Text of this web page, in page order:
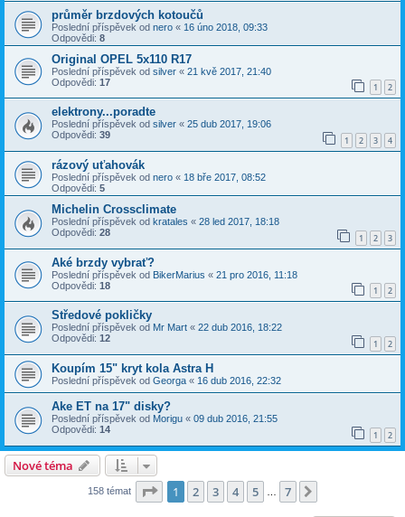
průměr brzdových kotoučů
Poslední příspěvek od nero « 16 úno 2018, 09:33
Odpovědi: 8
Original OPEL 5x110 R17
Poslední příspěvek od silver « 21 kvě 2017, 21:40
Odpovědi: 17 1 2
elektrony...poradte
Poslední příspěvek od silver « 25 dub 2017, 19:06
Odpovědi: 39 1 2 3 4
rázový uťahovák
Poslední příspěvek od nero « 18 bře 2017, 08:52
Odpovědi: 5
Michelin Crossclimate
Poslední příspěvek od kratales « 28 led 2017, 18:18
Odpovědi: 28 1 2 3
Aké brzdy vybrať?
Poslední příspěvek od BikerMarius « 21 pro 2016, 11:18
Odpovědi: 18 1 2
Středové pokličky
Poslední příspěvek od Mr Mart « 22 dub 2016, 18:22
Odpovědi: 12 1 2
Koupím 15" kryt kola Astra H
Poslední příspěvek od Georga « 16 dub 2016, 22:32
Ake ET na 17" disky?
Poslední příspěvek od Morigu « 09 dub 2016, 21:55
Odpovědi: 14 1 2
Nové téma
158 témat Stránka z
1 2 3 4 5 7